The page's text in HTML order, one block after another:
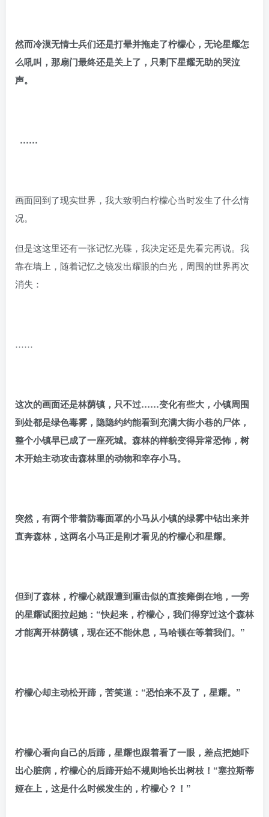
然而冷漠无情士兵们还是打晕并拖走了柠檬心，无论星耀怎
么吼叫，那扇门最终还是关上了，只剩下星耀无助的哭泣
声。
……
画面回到了现实世界，我大致明白柠檬心当时发生了什么情
况。
但是这这里还有一张记忆光碟，我决定还是先看完再说。我
靠在墙上，随着记忆之镜发出耀眼的白光，周围的世界再次
消失：
……
这次的画面还是林荫镇，只不过……变化有些大，小镇周围
到处都是绿色毒雾，隐隐约约能看到充满大街小巷的尸体，
整个小镇早已成了一座死城。森林的样貌变得异常恐怖，树
木开始主动攻击森林里的动物和幸存小马。
突然，有两个带着防毒面罩的小马从小镇的绿雾中钻出来并
直奔森林，这两名小马正是刚才看见的柠檬心和星耀。
但到了森林，柠檬心就跟遭到重击似的直接瘫倒在地，一旁
的星耀试图拉起她：“快起来，柠檬心，我们得穿过这个森林
才能离开林荫镇，现在还不能休息，马哈顿在等着我们。”
柠檬心却主动松开蹄，苦笑道：“恐怕来不及了，星耀。”
柠檬心看向自己的后蹄，星耀也跟着看了一眼，差点把她吓
出心脏病，柠檬心的后蹄开始不规则地长出树枝！“塞拉斯蒂
娅在上，这是什么时候发生的，柠檬心？！”